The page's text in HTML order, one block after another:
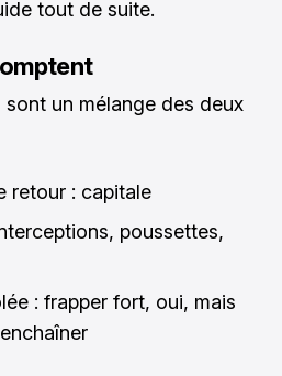
tout de suite.
sont un mélange des deux
retour : capitale
poussettes,
: frapper fort, oui, mais